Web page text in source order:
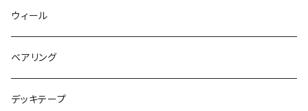
キャップ
アウター
シャツ
NIKE SB PS8
NIKE SB DUNK
NM933
7.7インチ
8インチ
8.2インチ
7.2インチ
7.3インチ
7.5インチ
ウィール
ベアリング
デッキテープ